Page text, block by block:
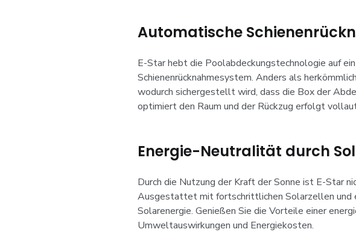
Automatische
E-Star hebt die Poolabdeckungstechnologie auf
Schienenrücknahmesystem. Anders als
wodurch sichergestellt wird, dass die Box der
optimiert den Raum und der Rückzug erfolgt
Energie-Neutralität durch
Durch die Nutzung der Kraft der Sonne ist E-Star
Ausgestattet mit fortschrittlichen Solarzellen
Solarenergie. Genießen Sie die Vorteile einer
Umweltauswirkungen und Energiekosten.